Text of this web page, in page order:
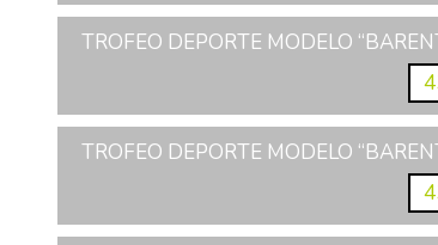
TROFEO DEPORTE MODELO
TROFEO DEPORTE MODELO